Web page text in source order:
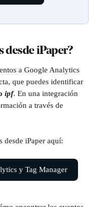
desde iPaper?
a Google Analytics
que puedes identificar
ipf. En una integración
a través de
desde iPaper aquí:
y Tag Manager